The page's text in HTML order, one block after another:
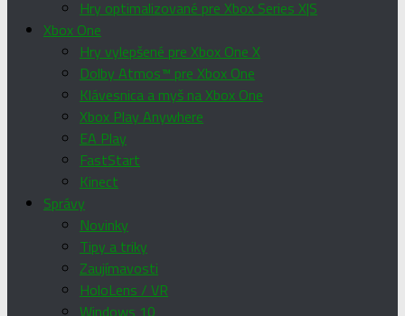
Hry optimalizované pre Xbox Series X|S
Xbox One
Hry vylepšené pre Xbox One X
Dolby Atmos™ pre Xbox One
Klávesnica a myš na Xbox One
Xbox Play Anywhere
EA Play
FastStart
Kinect
Správy
Novinky
Tipy a triky
Zaujímavosti
HoloLens / VR
Windows 10